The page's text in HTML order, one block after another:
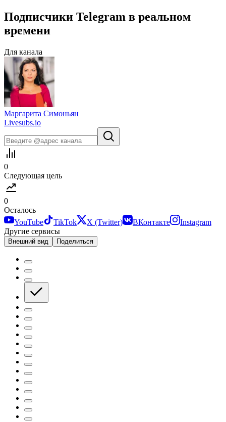
Подписчики Telegram в реальном
времени
Для канала
Маргарита Симоньян
Livesubs.io
0
Следующая цель
0
Осталось
YouTube
TikTok X (Twitter) ВКонтакте
Instagram
Другие сервисы
Внешний вид Поделиться